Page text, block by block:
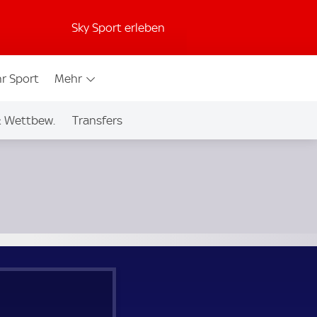
Sky Sport erleben
Sport Mehr
Wettbew. Transfers